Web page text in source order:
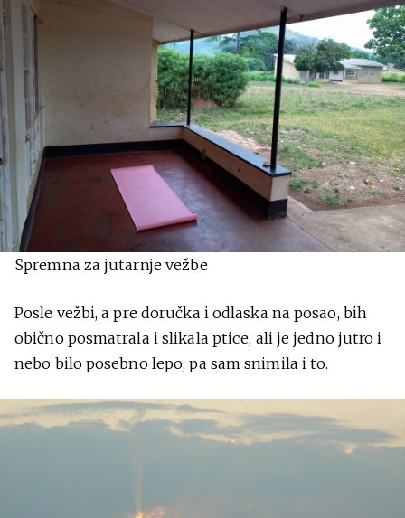
Spremna za jutarnje vežbe
Posle vežbi, a pre doručka i odlaska na posao, bih
obično posmatrala i slikala ptice, ali je jedno jutro i
nebo bilo posebno lepo, pa sam snimila i to.